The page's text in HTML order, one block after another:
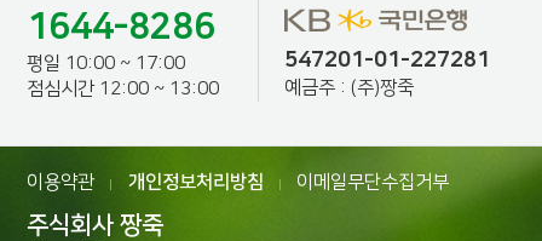
1644-8286
평일 10:00 ~ 17:00
점심시간 12:00 ~ 13:00
547201-01-227281
예금주 : (주)짱죽
이용약관 개인정보처리방침 이메일무단수집거부
주식회사 짱죽